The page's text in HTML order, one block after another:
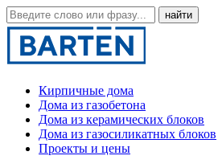
Кирпичные дома
Дома из газобетона
Дома из керамических блоков
Дома из газосиликатных блоков
Проекты и цены